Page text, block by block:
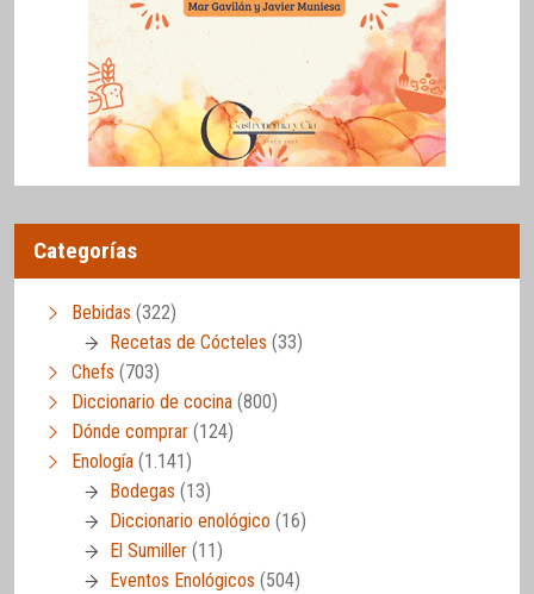
Categorías
Bebidas (322)
Recetas de Cócteles (33)
Chefs (703)
Diccionario de cocina (800)
Dónde comprar (124)
Enología (1.141)
Bodegas (13)
Diccionario enológico (16)
El Sumiller (11)
Eventos Enológicos (504)